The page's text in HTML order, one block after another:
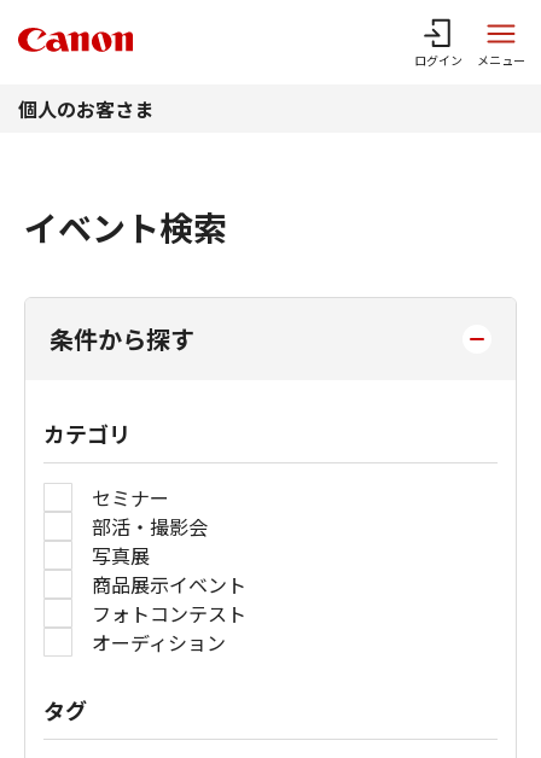
ログイン メニュー
個人のお客さま
イベント検索
条件から探す
カテゴリ
セミナー
部活・撮影会
写真展
商品展示イベント
フォトコンテスト
オーディション
タグ